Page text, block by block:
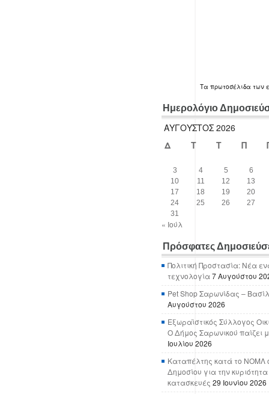
Τα πρωτοσέλιδα των
Ημερολόγιο
ΑΎΓΟΥΣΤΟΣ 2026
Δ
Τ Τ Π
3 4 5
6
10
11 12
13
17
18 19
20
24
25 26
27
31
« Ιούλ
Πρόσφατες
Πολιτική Προστασία: Νέα
τεχνολογία7 Αυγούστου
Pet Shop Σαρωνίδας –
Αυγούστου 2026
Εξωραϊστικός Σύλλογος
Ο Δήμος Σαρωνικού παίζει
Ιουλίου 2026
Καταπέλτης κατά το ΝΟΜΛ
Δημοσίου για την
κατασκευές 29 Ιουνίου 2026